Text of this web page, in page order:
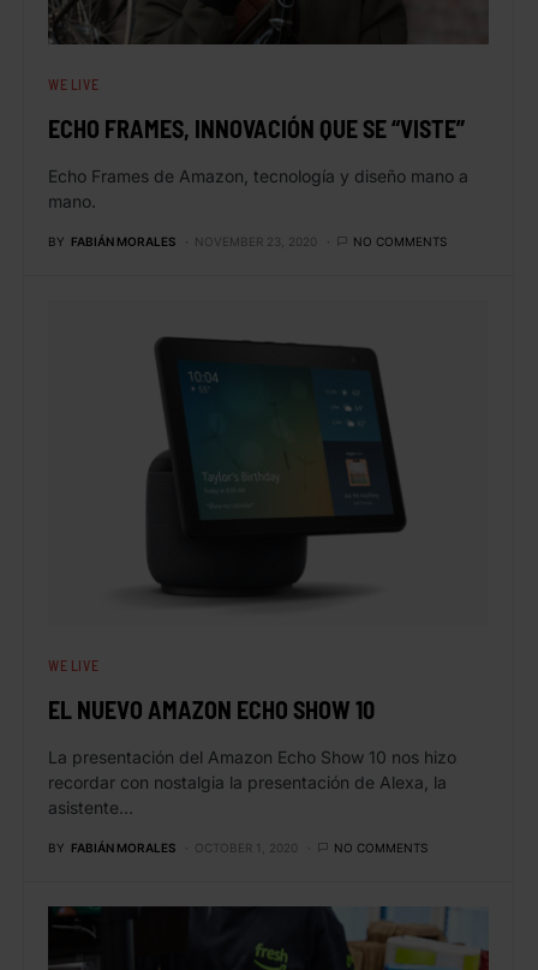
WE LIVE
ECHO FRAMES, INNOVACIÓN QUE SE “VISTE”
Echo Frames de Amazon, tecnología y diseño mano a
mano.
BY FABIÁN MORALES NOVEMBER 23, 2020 NO COMMENTS
WE LIVE
EL NUEVO AMAZON ECHO SHOW 10
La presentación del Amazon Echo Show 10 nos hizo
recordar con nostalgia la presentación de Alexa, la
asistente…
BY FABIÁN MORALES OCTOBER 1, 2020 NO COMMENTS